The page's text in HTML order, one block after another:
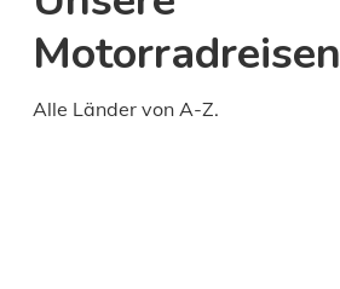
Motorradreisen
Alle Länder von A-Z.